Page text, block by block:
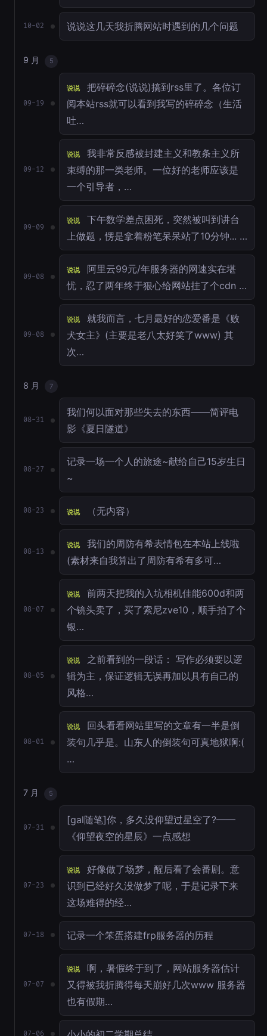
10-02 说说这几天我折腾网站时遇到的几个问题
9 月 5
09-19
说说
把碎碎念(说说)搞到rss里了。各位订
阅本站rss就可以看到我写的碎碎念（生活
吐…
09-12
说说
我非常反感被封建主义和教条主义所
束缚的那一类老师。一位好的老师应该是
一个引导者，…
09-09
说说
下午数学差点困死，突然被叫到讲台
上做题，愣是拿着粉笔呆呆站了10分钟... …
09-08
说说
阿里云99元/年服务器的网速实在堪
忧，忍了两年终于狠心给网站挂了个cdn …
09-08
说说
就我而言，七月最好的恋爱番是《败
犬女主》(主要是老八太好笑了www) 其
次…
8 月 7
08-31
我们何以面对那些失去的东西——简评电
影《夏日隧道》
08-27
记录一场一个人的旅途~献给自己15岁生日
~
08-23 说说 （无内容）
08-13
说说
我们的周防有希表情包在本站上线啦
(素材来自我算出了周防有希有多可…
08-07
说说
前两天把我的入坑相机佳能600d和两
个镜头卖了，买了索尼zve10，顺手拍了个
银…
08-05
说说
之前看到的一段话： 写作必须要以逻
辑为主，保证逻辑无误再加以具有自己的
风格…
08-01
说说
回头看看网站里写的文章有一半是倒
装句几乎是。山东人的倒装句可真地狱啊:(
…
7 月 5
07-31
[gal随笔]你，多久没仰望过星空了?——
《仰望夜空的星辰》一点感想
07-23
说说
好像做了场梦，醒后看了会番剧。意
识到已经好久没做梦了呢，于是记录下来
这场难得的经…
07-18 记录一个笨蛋搭建frp服务器的历程
07-07
说说
啊，暑假终于到了，网站服务器估计
又得被我折腾得每天崩好几次www 服务器
也有假期…
07-06